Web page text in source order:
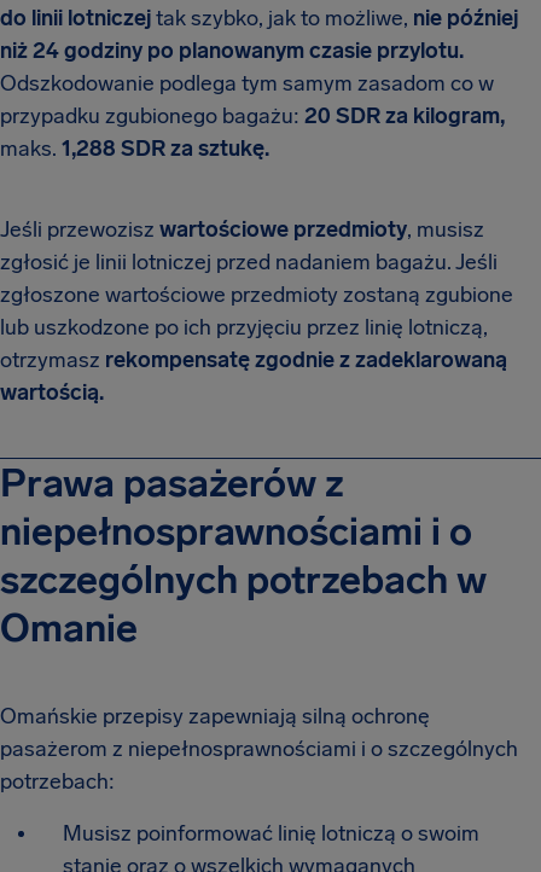
do linii lotniczejtak szybko, jak to możliwe, nie później
niż 24 godziny po planowanym czasie przylotu.
Odszkodowanie podlega tym samym zasadom co w
przypadku zgubionego bagażu: 20 SDR za kilogram,
maks. 1,288 SDR za sztukę.
Jeśli przewozisz wartościowe przedmioty, musisz
zgłosić je linii lotniczej przed nadaniem bagażu. Jeśli
zgłoszone wartościowe przedmioty zostaną zgubione
lub uszkodzone po ich przyjęciu przez linię lotniczą,
otrzymasz rekompensatę zgodnie z zadeklarowaną
wartością.
Prawa pasażerów z
niepełnosprawnościami i o
szczególnych potrzebach w
Omanie
Omańskie przepisy zapewniają silną ochronę
pasażerom z niepełnosprawnościami i o szczególnych
potrzebach:
Musisz poinformować linię lotniczą o swoim
stanie oraz o wszelkich wymaganych